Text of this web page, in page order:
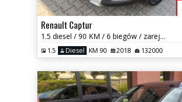
Renault Captur
1.5 diesel / 90 KM / 6 biegów / zarej w PL / zadbany / możliwa zamiana
1.5 Diesel KM 90 2018 132000